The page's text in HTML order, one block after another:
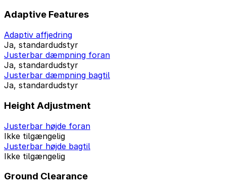
Adaptive Features
Adaptiv affjedring
Ja, standardudstyr
Justerbar dæmpning foran
Ja, standardudstyr
Justerbar dæmpning bagtil
Ja, standardudstyr
Height Adjustment
Justerbar højde foran
Ikke tilgængelig
Justerbar højde bagtil
Ikke tilgængelig
Ground Clearance